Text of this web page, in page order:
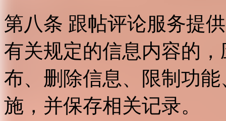
第八条 跟帖评论服务提
有关规定的信息内容的
布、删除信息、限制功
施，并保存相关记录。